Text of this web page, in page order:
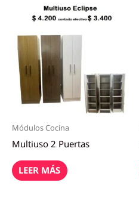
Módulos Cocina
Multiuso 2 Puertas
LEER MÁS